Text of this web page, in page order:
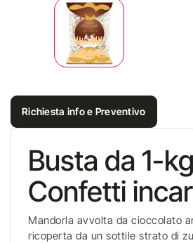
Richiesta info e Preventivo
Busta da 1-
Confetti
Mandorla avvolta da cioccolato
ricoperta da un sottile strato di